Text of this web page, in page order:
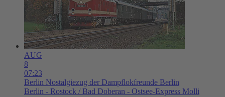
AUG
8
07:23
Berlin Nostalgiezug der Dampflokfreunde Berlin
Berlin - Rostock / Bad Doberan - Ostsee-Express Molli